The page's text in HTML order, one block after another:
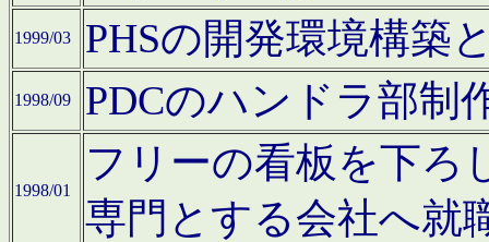
1999/03 PHSの開発環境構築
1998/09 PDCのハンドラ部制
1998/01
フリーの看板を下ろ
専門とする会社へ就